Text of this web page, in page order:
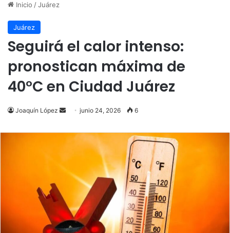
Inicio /Juárez
Juárez
Seguirá el calor intenso:
pronostican máxima de
40°C en Ciudad Juárez
Joaquín López
Send
email
junio 24, 2026 6